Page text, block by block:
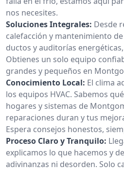
nos necesites.
Soluciones Integrales: Desde
calefacción y mantenimiento
ductos y auditorías
Obtienes un solo equipo
grandes y pequeños en
Conocimiento Local: El clima
los equipos HVAC. Sabemos
hogares y sistemas de
reparaciones duran y tus
Espera consejos honestos,
Proceso Claro y Tranquilo:
explicamos lo que hacemos y
adivinanzas ni desorden. Solo